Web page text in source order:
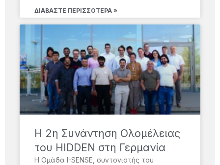
ΔΙΑΒΆΣΤΕ ΠΕΡΙΣΣΌΤΕΡΑ »
H 2η Συνάντηση Ολομέλειας
του HIDDEN στη Γερμανία
Η Ομάδα I-SENSE, συντονιστής του